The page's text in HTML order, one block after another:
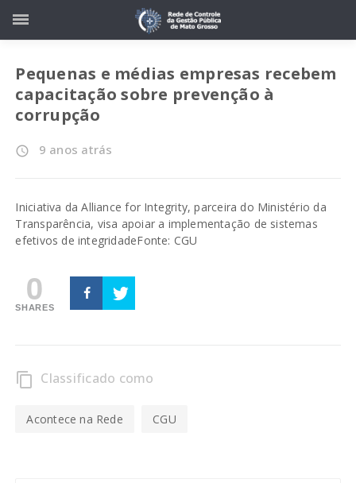
Pequenas e médias empresas recebem
capacitação sobre prevenção à
corrupção
access_time 9 anos atrás
Iniciativa da Alliance for Integrity, parceira do Ministério da
Transparência, visa apoiar a implementação de sistemas
efetivos de integridadeFonte: CGU
0
SHARES
content_copy Classificado como
Acontece na Rede CGU